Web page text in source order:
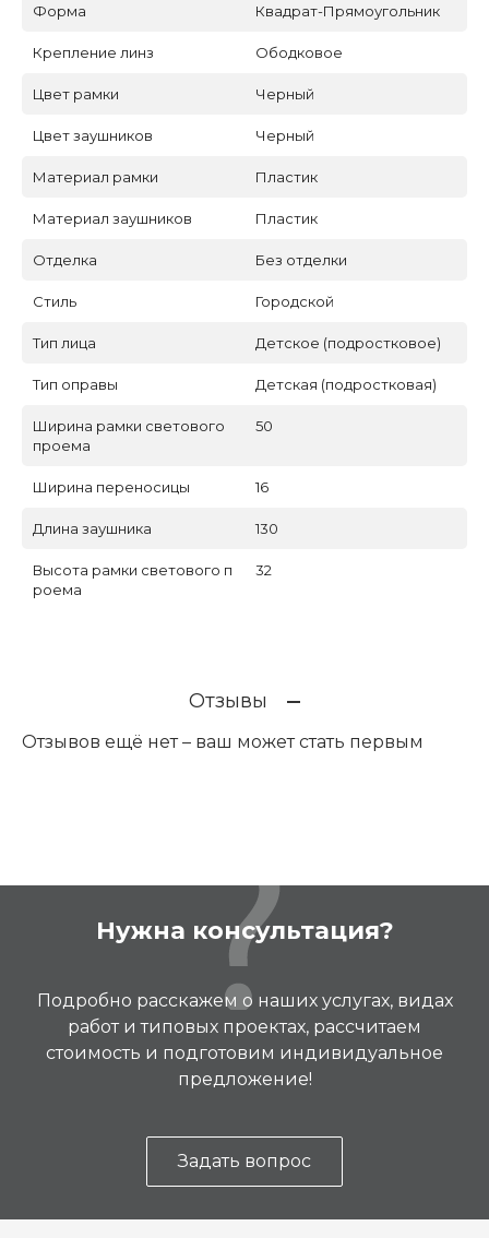
Форма Квадрат-Прямоугольник
Крепление линз Ободковое
Цвет рамки Черный
Цвет заушников Черный
Материал рамки Пластик
Материал заушников Пластик
Отделка Без отделки
Стиль Городской
Тип лица Детское (подростковое)
Тип оправы Детская (подростковая)
Ширина рамки светового
проема
50
Ширина переносицы 16
Длина заушника 130
Высота рамки светового п
роема
32
Отзывы
Отзывов ещё нет – ваш может стать первым
Нужна консультация?
Подробно расскажем о наших услугах, видах
работ и типовых проектах, рассчитаем
стоимость и подготовим индивидуальное
предложение!
Задать вопрос